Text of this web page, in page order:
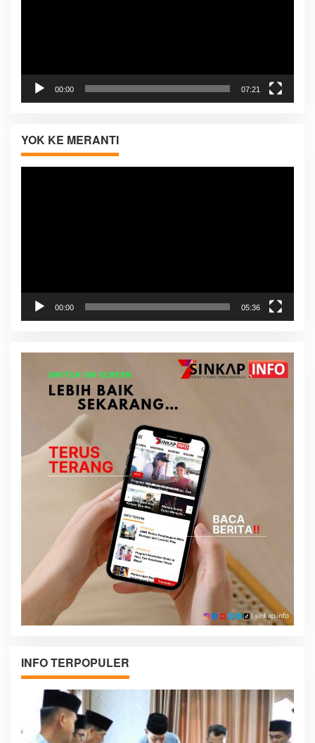
00:00 07:21
YOK KE MERANTI
00:00 05:36
INFO TERPOPULER